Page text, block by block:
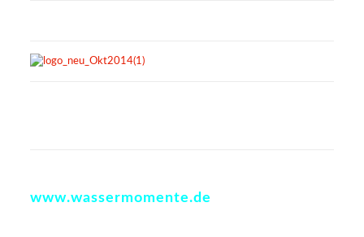
www.wassermomente.de